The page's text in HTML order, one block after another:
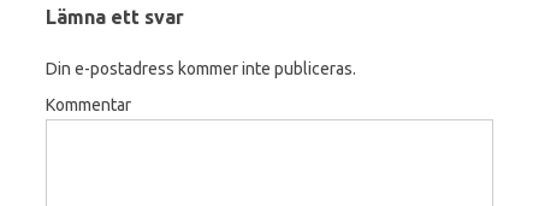
Lämna ett svar
Din e-postadress kommer inte publiceras.
Kommentar